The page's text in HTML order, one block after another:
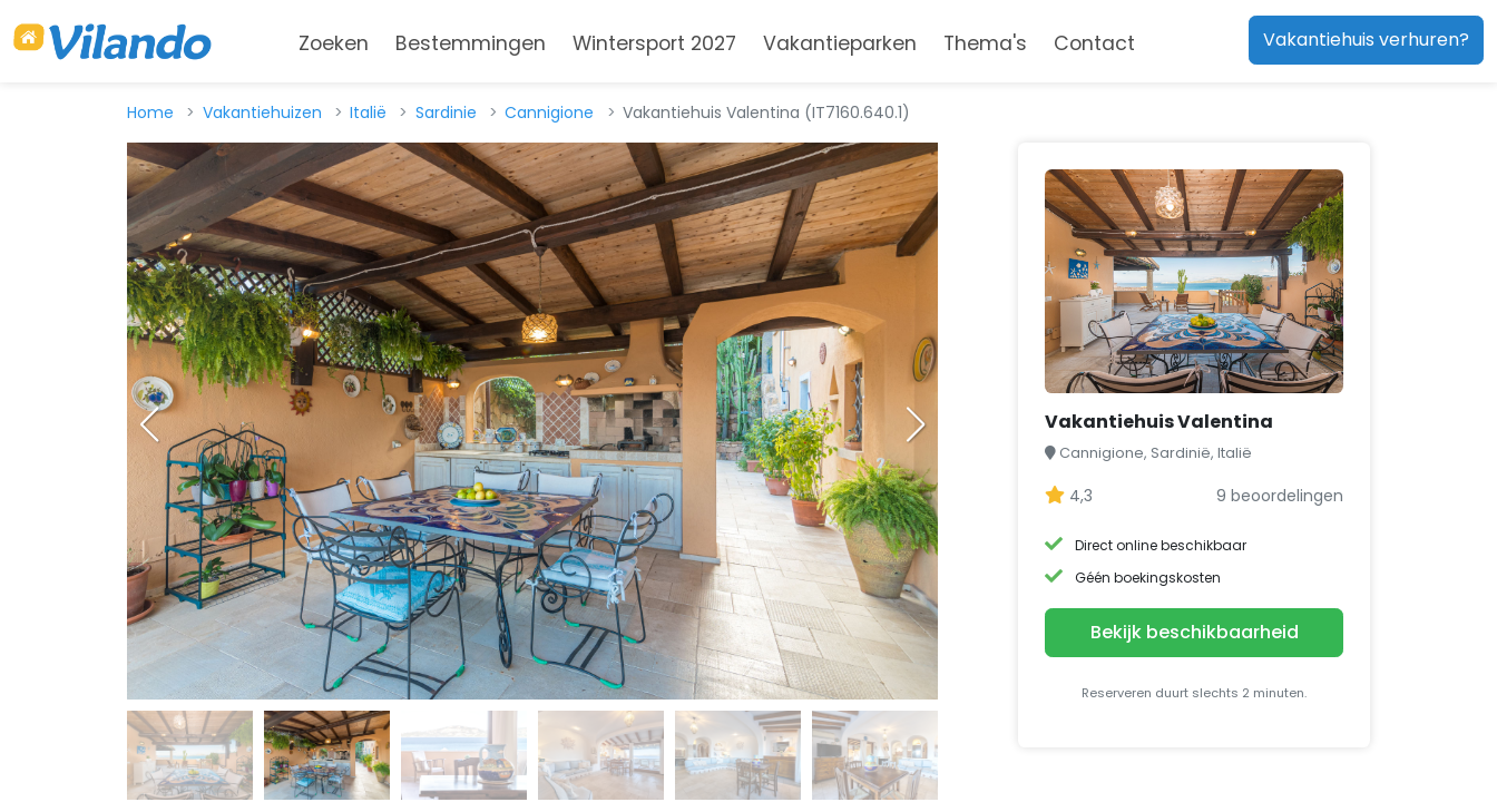
Zoeken Bestemmingen Wintersport 2027 Vakantieparken Thema's Contact Vakantiehuis verhuren?
Home Vakantiehuizen Italië Sardinie Cannigione Vakantiehuis Valentina (IT7160.640.1)
Vakantiehuis Valentina
Cannigione, Sardinië, Italië
4,3 9 beoordelingen
Direct online beschikbaar
Géén boekingskosten
Bekijk beschikbaarheid
Reserveren duurt slechts 2 minuten.